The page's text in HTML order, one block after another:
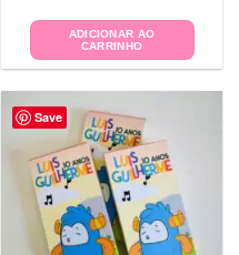
ADICIONAR AO
CARRINHO
Save